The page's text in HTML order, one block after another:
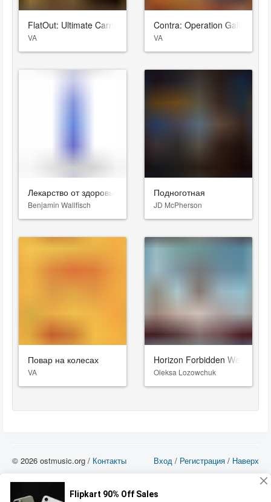
FlatOut: Ultimate Carnage
VA
Contra: Operation Galuga
VA
Лекарство от здоровья
Benjamin Wallfisch
Подноготная
JD McPherson
Повар на колесах
VA
Horizon Forbidden West
Oleksa Lozowchuk
Вход / Регистрация / Наверх
© 2026 ostmusic.org / Контакты
можете использовать такие материалы только в том в случае, если